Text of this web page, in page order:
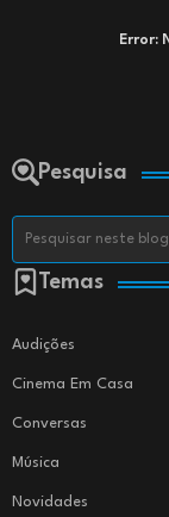
Error:
Pesquisa
Temas
Audições
Cinema Em Casa
Conversas
Música
Novidades